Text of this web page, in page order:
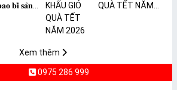
𝐛𝐢̀ 𝐬𝐚̉𝐧
QUÀ TẾT NĂM
Xem thêm
0975 286 999